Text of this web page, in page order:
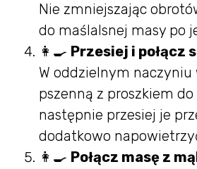
Nie zmniejszając
do maślalsnej masy po
👩‍🍳 Przesiej i połącz
W oddzielnym
pszenną z proszkiem do
następnie przesiej je
dodatkowo
👩‍🍳 Połącz masę z